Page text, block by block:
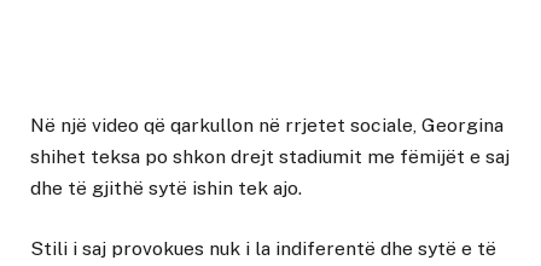
Në një video që qarkullon në rrjetet sociale, Georgina
shihet teksa po shkon drejt stadiumit me fëmijët e saj
dhe të gjithë sytë ishin tek ajo.
Stili i saj provokues nuk i la indiferentë dhe sytë e të